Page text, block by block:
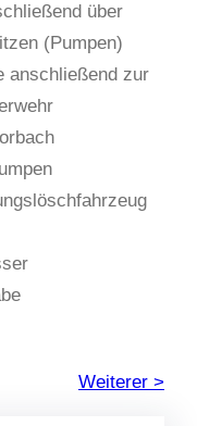
über
(Pumpen)
anschließend zur
Weiterer >